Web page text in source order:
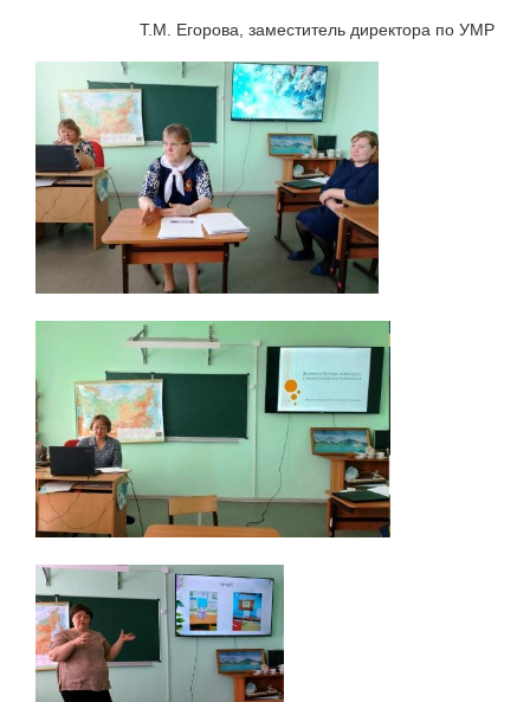
Т.М. Егорова, заместитель директора по УМР